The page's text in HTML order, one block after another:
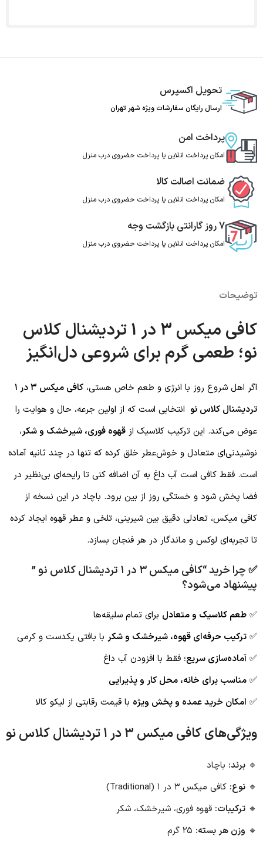
تحویل اکسپرس
ارسال رایگان سفارشات ویژه شهر تهران
پرداخت امن
امکان پرداخت انلاین یا پرداخت حضروی درب منزل
ضمانت اصالت کالا
امکان پرداخت انلاین یا پرداخت حضروی درب منزل
7 روز گارانتی بازگشت وجه
امکان پرداخت انلاین یا پرداخت حضروی درب منزل
توضیحات
کافی میکس 3 در 1 تردیشنال کلاس
نو؛ طعمی گرم برای شروعی دل‌انگیز
اگر اهل شروع روز با انرژی و طعم خاص هستی،
کافی میکس ۳ در ۱
تردیشنال کلاس نو انتخابی است که از اولین جرعه، حال و هوایت را
عوض می‌کند. این ترکیب کلاسیک از قهوه فوری، شیرخشک و شکر،
نوشیدنی‌ای متعادل و خوش‌عطر خلق کرده که تنها در چند ثانیه آماده
است. فقط کافی است آب داغ به آن اضافه کنی تا رایحه‌ای بی‌نظیر در
فضا پخش شود و خستگی روز از بین برود. باچاد در این نسخه از
کافی میکس، تعادلی دقیق بین شیرینی، تلخی و عطر قهوه ایجاد کرده
تا تجربه‌ای لوکس و ماندگار در هر فنجان بسازد.
✅ چرا خرید “کافی میکس ۳ در ۱ تردیشنال کلاس نو ”
پیشنهاد می‌شود؟
✅ طعم کلاسیک و متعادل برای تمام سلیقه‌ها
✅ ترکیب حرفه‌ای قهوه، شیرخشک و شکر با بافتی یکدست و کرمی
✅ آماده‌سازی سریع؛ فقط با افزودن آب داغ
✅ مناسب برای خانه، محل کار و پذیرایی
✅ امکان خرید عمده و پخش ویژه با قیمت رقابتی از لیکو کالا
ویژگی‌های کافی میکس ۳ در ۱ تردیشنال کلاس نو
🔹 برند: باچاد
🔹 نوع: کافی میکس ۳ در ۱ (Traditional)
🔹 ترکیبات: قهوه فوری، شیرخشک، شکر
🔹 وزن هر بسته: